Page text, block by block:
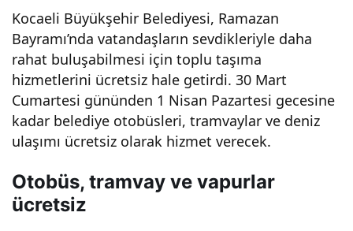
Kocaeli Büyükşehir Belediyesi, Ramazan
Bayramı’nda vatandaşların sevdikleriyle daha
rahat buluşabilmesi için toplu taşıma
hizmetlerini ücretsiz hale getirdi. 30 Mart
Cumartesi gününden 1 Nisan Pazartesi gecesine
kadar belediye otobüsleri, tramvaylar ve deniz
ulaşımı ücretsiz olarak hizmet verecek.
Otobüs, tramvay ve vapurlar
ücretsiz
Ücr
etsi